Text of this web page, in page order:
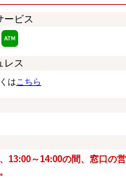
ービス
レス
はこちら
13:00～14:00の間、窓口の